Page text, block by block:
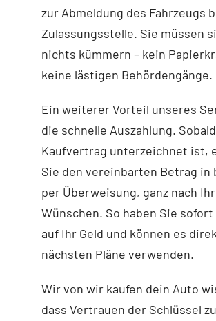
zur Abmeldung des Fahrzeugs
Zulassungsstelle. Sie müssen
nichts kümmern – kein
keine lästigen Behördengänge.
Ein weiterer Vorteil unseres
die schnelle Auszahlung.
Kaufvertrag unterzeichnet ist,
Sie den vereinbarten Betrag in
per Überweisung, ganz nach
Wünschen. So haben Sie
auf Ihr Geld und können es
nächsten Pläne verwenden.
Wir von wir kaufen dein Auto
dass Vertrauen der Schlüssel